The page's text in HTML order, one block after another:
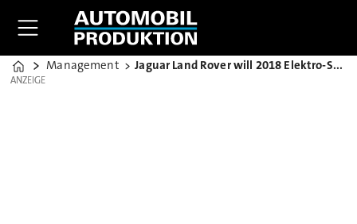
Home
Management Jaguar Land Rover will 2018 Elektro-SUV bringen
ANZEIGE
ANZEIGE